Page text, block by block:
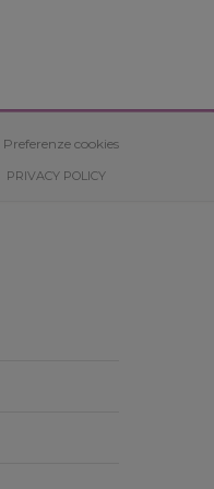
Preferenze cookies
PRIVACY POLICY